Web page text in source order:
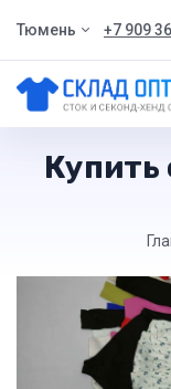
Тюмень +7 909
Купить